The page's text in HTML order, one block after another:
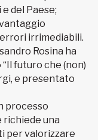
del Paese;
irrimediabili.
Rosina ha
futuro che (non)
e presentato
processo
una
per valorizzare